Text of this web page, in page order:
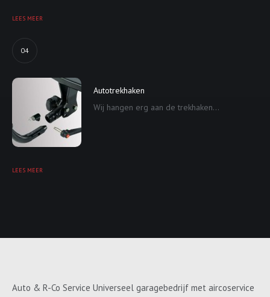
LEES MEER
04
Autotrekhaken
Wij hangen erg aan de trekhaken...
LEES MEER
Auto & R-Co Service Universeel garagebedrijf met aircoservice